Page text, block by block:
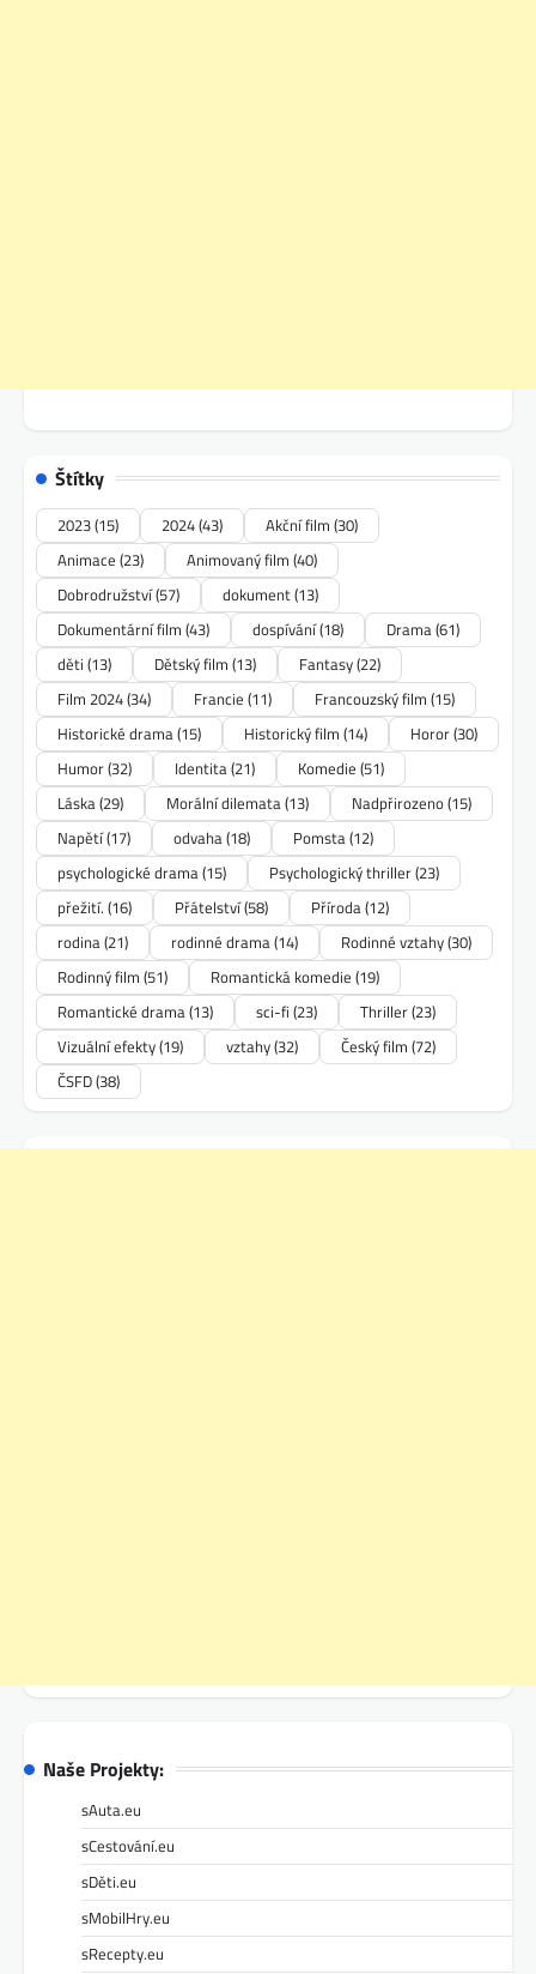
Štítky
2023(15) 2024(43) Akční film (30)
Animace (23) Animovaný film (40)
Dobrodružství(57) dokument(13)
Dokumentární film (43) dospívání(18) Drama(61)
děti (13) Dětský film (13) Fantasy(22)
Film 2024(34) Francie (11) Francouzský film (15)
Historické drama(15) Historický film (14) Horor(30)
Humor(32) Identita(21) Komedie (51)
Láska(29) Morální dilemata(13) Nadpřirozeno(15)
Napětí(17) odvaha(18) Pomsta(12)
psychologické drama(15) Psychologický thriller(23)
přežití. (16) Přátelství(58) Příroda(12)
rodina(21) rodinné drama(14) Rodinné vztahy(30)
Rodinný film (51) Romantická komedie (19)
Romantické drama(13) sci-fi (23) Thriller(23)
Vizuální efekty(19) vztahy(32) Český film (72)
ČSFD(38)
Naše Projekty:
sAuta.eu
sCestování.eu
sDěti.eu
sMobilHry.eu
sRecepty.eu